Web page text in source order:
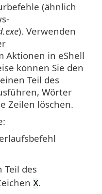
(ähnlich
). Verwenden
Aktionen in eShell
können Sie den
Teil des
Wörter
Zeilen löschen.
Teil des
X.